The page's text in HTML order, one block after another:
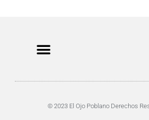
© 2023 El Ojo Poblano Derechos